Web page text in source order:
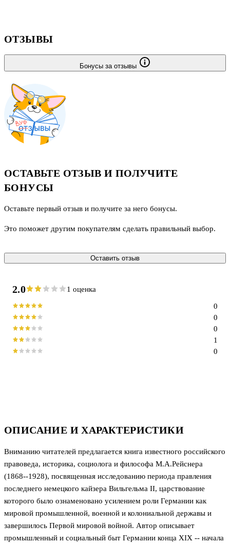
ОПИСАНИЕ И ХАРАКТЕРИСТИКИ
Вниманию читателей предлагается книга известного российского
правоведа, историка, социолога и философа М.А.Рейснера
(1868--1928), посвященная исследованию периода правления
последнего немецкого кайзера Вильгельма II, царствование
которого было ознаменовано усилением роли Германии как
мировой промышленной, военной и колониальной державы и
завершилось Первой мировой войной. Автор описывает
промышленный и социальный быт Германии конца XIX -- начала
ОТЗЫВЫ
Бонусы за отзывы
ОСТАВЬТЕ ОТЗЫВ И ПОЛУЧИТЕ
БОНУСЫ
Оставьте первый отзыв и получите за него бонусы.
Это поможет другим покупателям сделать правильный выбор.
Оставить отзыв
2.0 1 оценка
0
1
0
0
0